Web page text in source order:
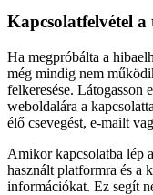
Kapcsolatfelvétel a
Ha megpróbálta a
még mindig nem
felkeresése. Látogasson
weboldalára a
élő csevegést, e-mailt
Amikor kapcsolatba lép
használt platformra és a
információkat. Ez segít